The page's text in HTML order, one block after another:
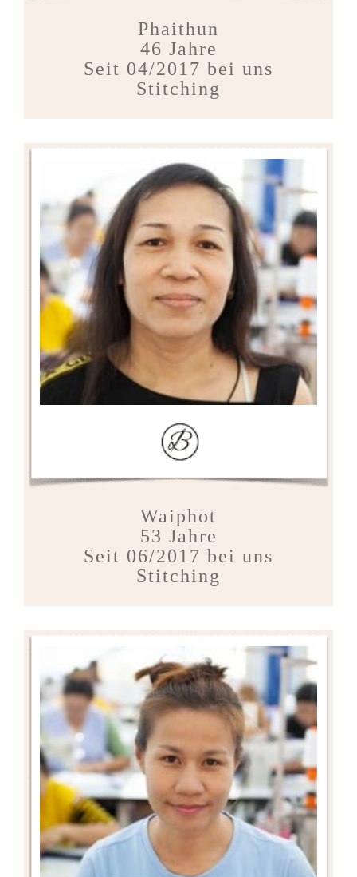
Phaithun
46 Jahre
Seit 04/2017 bei uns
Stitching
Waiphot
53 Jahre
Seit 06/2017 bei uns
Stitching